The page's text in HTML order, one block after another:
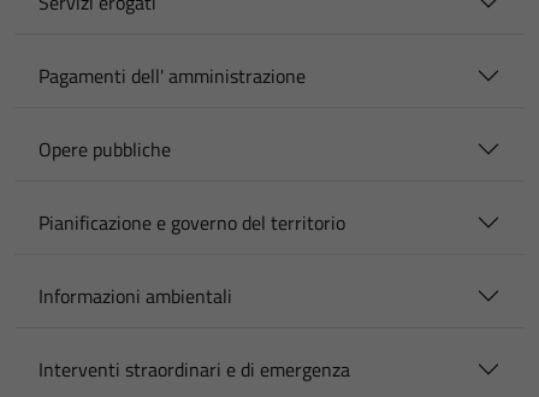
Pagamenti dell' amministrazione
Opere pubbliche
Pianificazione e governo del territorio
Informazioni ambientali
Interventi straordinari e di emergenza